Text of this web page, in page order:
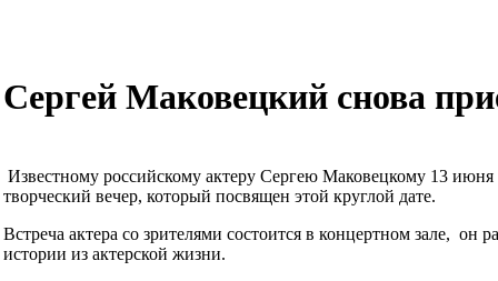
Сергей Маковецкий снова
Известному российскому актеру Сергею Маковецкому 13 июня
творческий вечер, который посвящен этой круглой дате.
Встреча актера со зрителями состоится в концертном зале, он
истории из актерской жизни.